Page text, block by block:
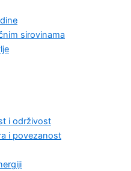
sirovinama
i održivost
i povezanost